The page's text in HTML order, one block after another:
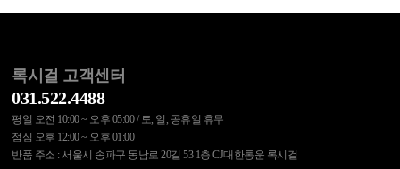
록시걸 고객센터
031.522.4488
평일 오전 10:00 ~ 오후 05:00 / 토, 일, 공휴일 휴무
점심 오후 12:00 ~ 오후 01:00
반품 주소 : 서울시 송파구 동남로 20길 53 1층 CJ대한통운 록시걸